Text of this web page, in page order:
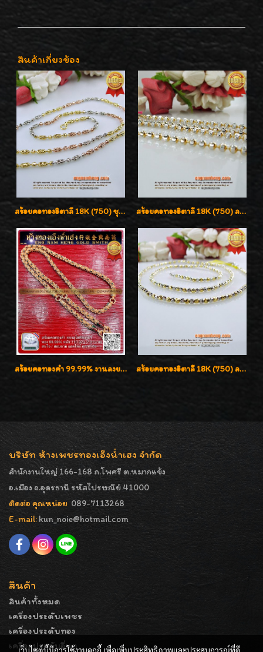
สินค้าเกี่ยวข้อง
สร้อยคอทองอิตาลี 18K (750) ชุบ 3 สี แกะลายสวยรุ่นใหม่ ลายละเอียดเงาวิบวับค่ะ สร้อยคอทองอิตาลี 18K (750) ลายยินตันแกะมูนคัดสวย ลายนี้เงามากๆค่ะ ใส่ทนแข็งแรง
สร้อยคอทองคำ 99.99% งานลงยาสุโขทัยแท้ งานช่างทองโบราณ หรูหรา น่าสะสมค่ะ สร้อยคอทองอิตาลี 18K (750) ลายสวยตัดเหลี่ยมคมชัด ใส่สวยน่ารักค่ะ
บริษัท ห้างเพชรทองเอ็งน่ำเฮง จำกัด
สำนักงานใหญ่ 166-168 ถ.โพศรี ต.หมากแข้ง
อ.เมือง จ.อุดรธานี รหัสไปรษณีย์ 41000
ติดต่อ คุณหน่อย 089-7113268
E-mail: kun_noie@hotmail.com
สินค้า
สินค้าทั้งหมด
เครื่องประดับเพชร
เครื่องประดับทอง
เครื่องประดับอื่นๆ